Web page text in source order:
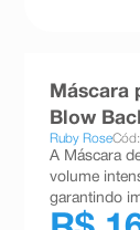
Máscara
Blow
Ruby Rose
A Máscara
volume
garantindo